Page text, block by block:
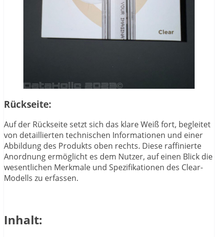
Rückseite:
Auf der Rückseite setzt sich das klare Weiß fort, begleitet
von detaillierten technischen Informationen und einer
Abbildung des Produkts oben rechts. Diese raffinierte
Anordnung ermöglicht es dem Nutzer, auf einen Blick die
wesentlichen Merkmale und Spezifikationen des Clear-
Modells zu erfassen.
Inhalt: